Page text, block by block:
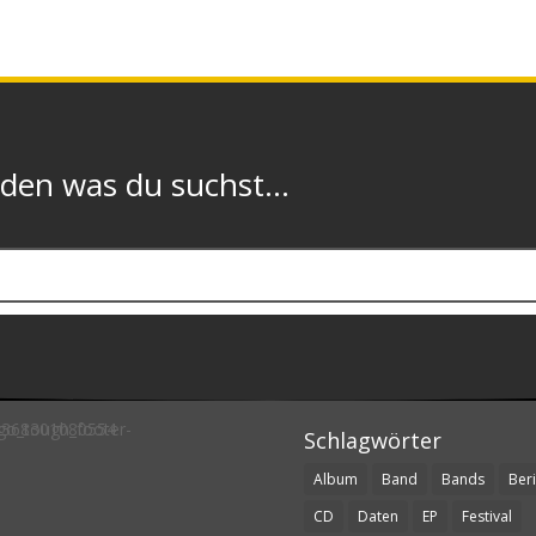
was du suchst...
Schlagwörter
Album Band Bands
CD
Daten EP Festival